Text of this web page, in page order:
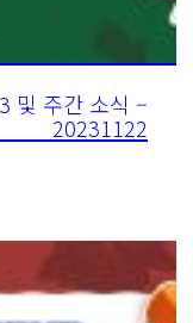
및 주간 소식 –
20231122